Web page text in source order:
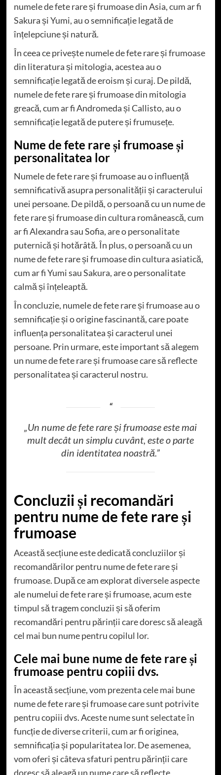
numele de fete rare și frumoase din Asia, cum ar fi
Sakura și Yumi, au o semnificație legată de
înțelepciune și natură.
În ceea ce privește numele de fete rare și frumoase
din literatura și mitologia, acestea au o
semnificație legată de eroism și curaj. De pildă,
numele de fete rare și frumoase din mitologia
greacă, cum ar fi Andromeda și Callisto, au o
semnificație legată de putere și frumusețe.
Nume de fete rare și frumoase și
personalitatea lor
Numele de fete rare și frumoase au o influență
semnificativă asupra personalității și caracterului
unei persoane. De pildă, o persoană cu un nume de
fete rare și frumoase din cultura românească, cum
ar fi Alexandra sau Sofia, are o personalitate
puternică și hotărâtă. În plus, o persoană cu un
nume de fete rare și frumoase din cultura asiatică,
cum ar fi Yumi sau Sakura, are o personalitate
calmă și înțeleaptă.
În concluzie, numele de fete rare și frumoase au o
semnificație și o origine fascinantă, care poate
influența personalitatea și caracterul unei
persoane. Prin urmare, este important să alegem
un nume de fete rare și frumoase care să reflecte
personalitatea și caracterul nostru.
„Un nume de fete rare și frumoase este mai
mult decât un simplu cuvânt, este o parte
din identitatea noastră.”
Concluzii și recomandări
pentru nume de fete rare și
frumoase
Această secțiune este dedicată concluziilor și
recomandărilor pentru nume de fete rare și
frumoase. După ce am explorat diversele aspecte
ale numelui de fete rare și frumoase, acum este
timpul să tragem concluzii și să oferim
recomandări pentru părinții care doresc să aleagă
cel mai bun nume pentru copilul lor.
Cele mai bune nume de fete rare și
frumoase pentru copiii dvs.
În această secțiune, vom prezenta cele mai bune
nume de fete rare și frumoase care sunt potrivite
pentru copiii dvs. Aceste nume sunt selectate în
funcție de diverse criterii, cum ar fi originea,
semnificația și popularitatea lor. De asemenea,
vom oferi și câteva sfaturi pentru părinții care
doresc să aleagă un nume care să reflecte